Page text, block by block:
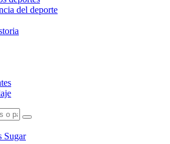
del deporte
Sugar